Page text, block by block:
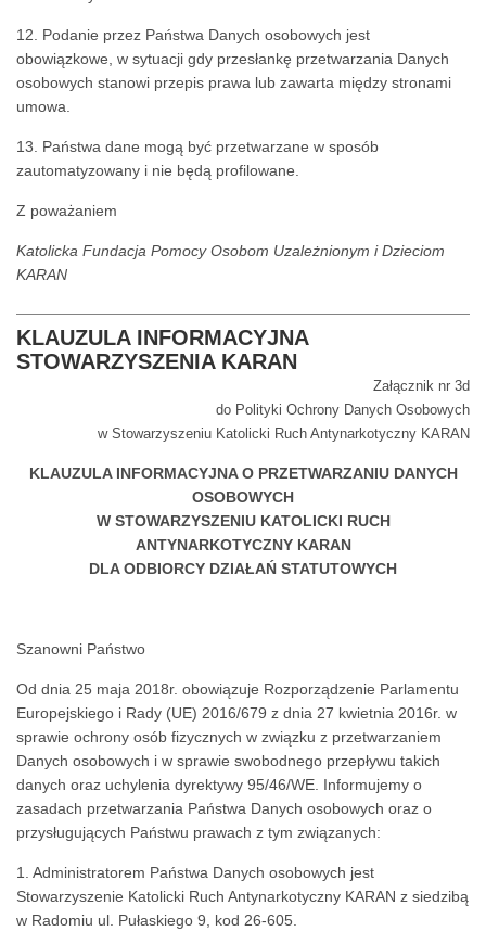
12. Podanie przez Państwa Danych osobowych jest
obowiązkowe, w sytuacji gdy przesłankę przetwarzania Danych
osobowych stanowi przepis prawa lub zawarta między stronami
umowa.
13. Państwa dane mogą być przetwarzane w sposób
zautomatyzowany i nie będą profilowane.
Z poważaniem
Katolicka Fundacja Pomocy Osobom Uzależnionym i Dzieciom
KARAN
KLAUZULA INFORMACYJNA
STOWARZYSZENIA KARAN
Załącznik nr 3d
do Polityki Ochrony Danych Osobowych
w Stowarzyszeniu Katolicki Ruch Antynarkotyczny KARAN
KLAUZULA INFORMACYJNA O PRZETWARZANIU DANYCH
OSOBOWYCH
W STOWARZYSZENIU KATOLICKI RUCH
ANTYNARKOTYCZNY KARAN
DLA ODBIORCY DZIAŁAŃ STATUTOWYCH
Szanowni Państwo
Od dnia 25 maja 2018r. obowiązuje Rozporządzenie Parlamentu
Europejskiego i Rady (UE) 2016/679 z dnia 27 kwietnia 2016r. w
sprawie ochrony osób fizycznych w związku z przetwarzaniem
Danych osobowych i w sprawie swobodnego przepływu takich
danych oraz uchylenia dyrektywy 95/46/WE. Informujemy o
zasadach przetwarzania Państwa Danych osobowych oraz o
przysługujących Państwu prawach z tym związanych:
1. Administratorem Państwa Danych osobowych jest
Stowarzyszenie Katolicki Ruch Antynarkotyczny KARAN z siedzibą
w Radomiu ul. Pułaskiego 9, kod 26-605.